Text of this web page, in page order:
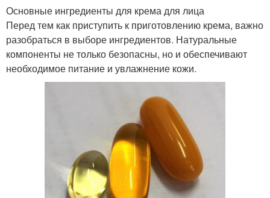
Лица от макияжа Лица от прыщей
Лица от черных точек
Пятна на лице Пятно на лице
Основные ингредиенты для крема для лица
Перед тем как приступить к приготовлению крема, важно
разобраться в выборе ингредиентов. Натуральные
компоненты не только безопасны, но и обеспечивают
необходимое питание и увлажнение кожи.